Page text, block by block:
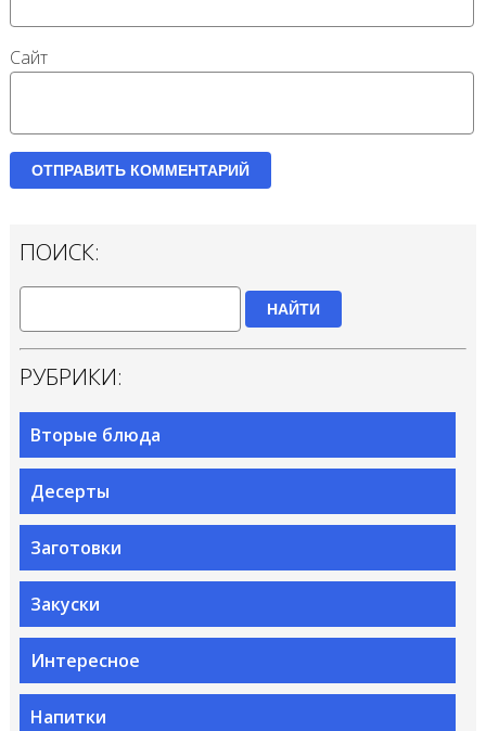
Сайт
ПОИСК:
НАЙТИ
РУБРИКИ:
Вторые блюда
Десерты
Заготовки
Закуски
Интересное
Напитки